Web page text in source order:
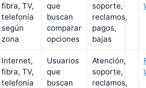
fibra, TV,
telefonía
según
zona
que
buscan
comparar
opciones
soporte,
reclamos,
pagos,
bajas
Internet,
fibra, TV,
telefonía
Usuarios
que
buscan
Atención,
soporte,
reclamos,